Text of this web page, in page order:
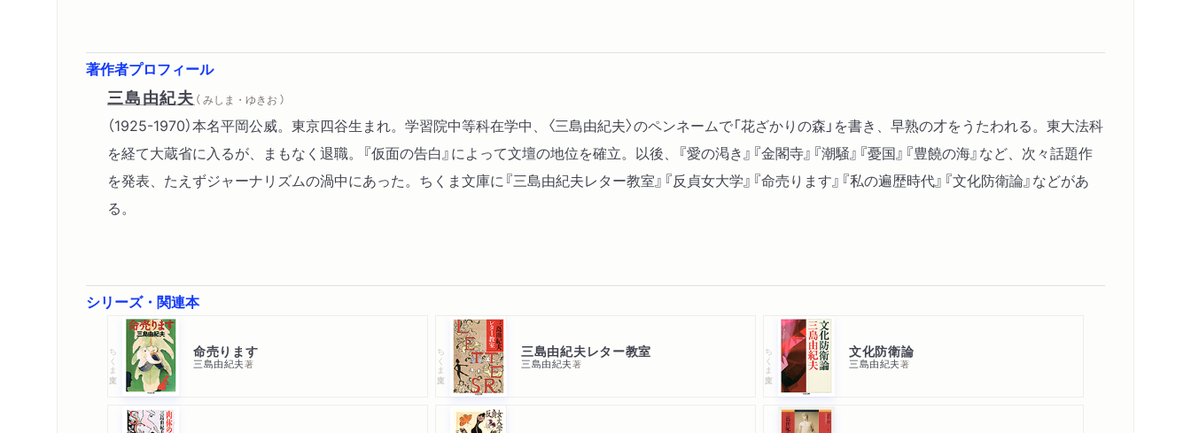
著作者プロフィール
三島由紀夫 （ みしま・ゆきお ）
（1925-1970）本名平岡公威。東京四谷生まれ。学習院中等科在学中、〈三島由紀夫〉のペンネームで「花ざかりの森」を書き、早熟の才をうたわれる。東大法科
を経て大蔵省に入るが、まもなく退職。『仮面の告白』によって文壇の地位を確立。以後、『愛の渇き』『金閣寺』『潮騒』『憂国』『豊饒の海』など、次々話題作
を発表、たえずジャーナリズムの渦中にあった。ちくま文庫に『三島由紀夫レター教室』『反貞女大学』『命売ります』『私の遍歴時代』『文化防衛論』などがあ
る。
シリーズ・関連本
ちくま文庫 命売ります
三島由紀夫著 ちくま文庫 三島由紀夫レター教室
三島由紀夫著 ちくま文庫 文化防衛論
三島由紀夫著